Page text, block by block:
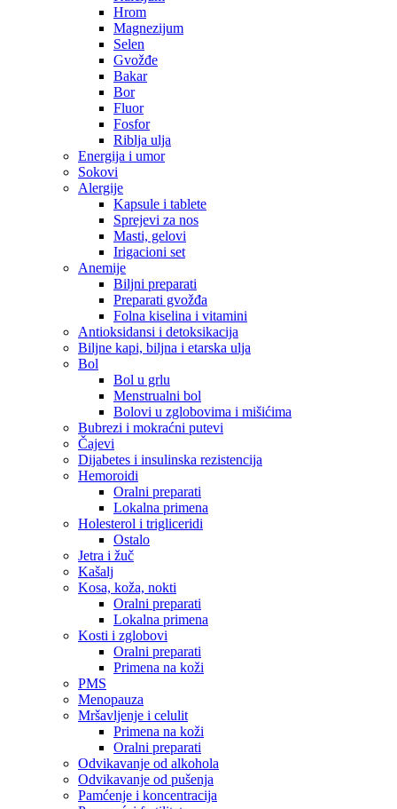
Hrom
Magnezijum
Selen
Gvožđe
Bakar
Bor
Fluor
Fosfor
Riblja ulja
Energija i umor
Sokovi
Alergije
Kapsule i tablete
Sprejevi za nos
Masti, gelovi
Irigacioni set
Anemije
Biljni preparati
Preparati gvožđa
Folna kiselina i vitamini
Antioksidansi i detoksikacija
Biljne kapi, biljna i etarska ulja
Bol
Bol u grlu
Menstrualni bol
Bolovi u zglobovima i mišićima
Bubrezi i mokraćni putevi
Čajevi
Dijabetes i insulinska rezistencija
Hemoroidi
Oralni preparati
Lokalna primena
Holesterol i trigliceridi
Ostalo
Jetra i žuč
Kašalj
Kosa, koža, nokti
Oralni preparati
Lokalna primena
Kosti i zglobovi
Oralni preparati
Primena na koži
PMS
Menopauza
Mršavljenje i celulit
Primena na koži
Oralni preparati
Odvikavanje od alkohola
Odvikavanje od pušenja
Pamćenje i koncentracija